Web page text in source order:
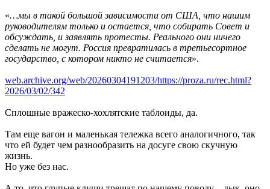
«…мы в такой большой зависимости от США, что нашим
руководителям только и остается, что собирать Совет и
обсуждать, и заявлять протесты. Реального они ничего
сделать не могут. Россия превратилась в третьесортное
государство, с котором никто не считается».
web.archive.org/web/20260304191203/https://proza.ru/rec.html?
2026/03/02/342
Сплошные вражеско-хохлятские таблоиды, да.
Там еще вагон и маленькая тележка всего аналогичного, так
что ей будет чем разнообразить на досуге свою скучную
жизнь.
Но уже без нас.